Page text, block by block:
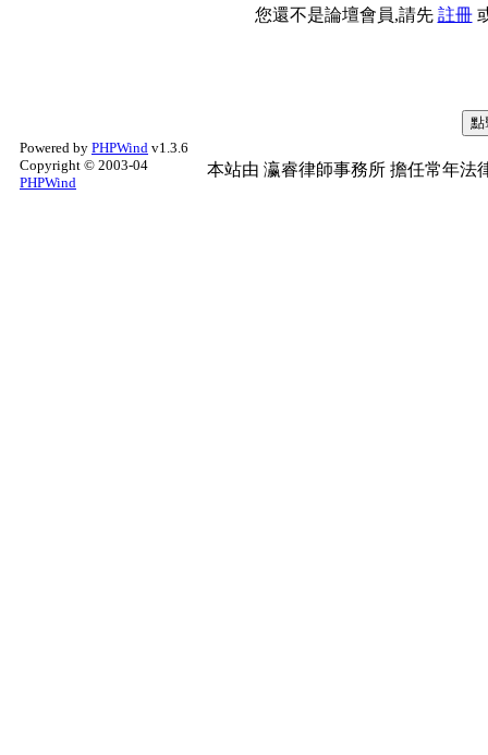
您還不是論壇會員,請先 註冊
Powered by PHPWind v1.3.6
Copyright © 2003-04
PHPWind
本站由 瀛睿律師事務所 擔任常年法